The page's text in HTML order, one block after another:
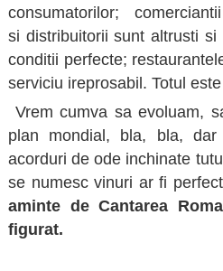
consumatorilor; comerciantii
si distribuitorii sunt altrusti
conditii perfecte;
serviciu ireprosabil. Totul
Vrem cumva sa evoluam,
plan mondial, bla, bla,
acorduri de ode inchinate
se numesc vinuri ar fi
aminte de Cantarea
figurat.